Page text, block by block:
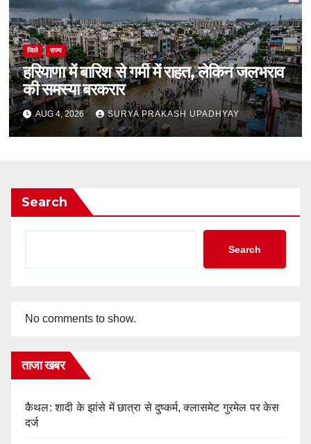
जिले राज्य
हरियाणा में बारिश से गर्मी में राहत, लेकिन जलभराव
की समस्या बरकरार
AUG 4, 2026 SURYA PRAKASH UPADHYAY
Search
Search
No comments to show.
ताजा खबर
कैथल: शादी के झांसे में छात्रा से दुष्कर्म, क्लासमेट गुरमेल पर केस
दर्ज